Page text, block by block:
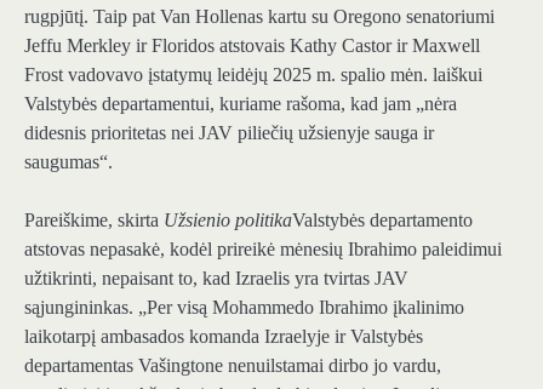
rugpjūtį. Taip pat Van Hollenas kartu su Oregono senatoriumi
Jeffu ​​Merkley ir Floridos atstovais Kathy Castor ir Maxwell
Frost vadovavo įstatymų leidėjų 2025 m. spalio mėn. laiškui
Valstybės departamentui, kuriame rašoma, kad jam „nėra
didesnis prioritetas nei JAV piliečių užsienyje sauga ir
saugumas“.
Pareiškime, skirta Užsienio politikaValstybės departamento
atstovas nepasakė, kodėl prireikė mėnesių Ibrahimo paleidimui
užtikrinti, nepaisant to, kad Izraelis yra tvirtas JAV
sąjungininkas. „Per visą Mohammedo Ibrahimo įkalinimo
laikotarpį ambasados ​​komanda Izraelyje ir Valstybės
departamentas Vašingtone nenuilstamai dirbo jo vardu,